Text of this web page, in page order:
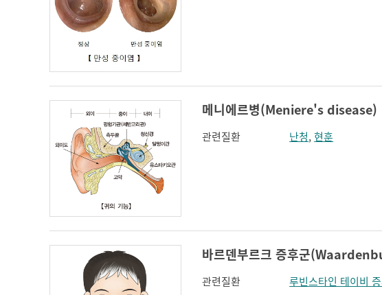
메니에르병(Meniere's disease)
관련질환 난청,현훈
바르덴부르크 증후군
관련질환 루빈스타인 테이비